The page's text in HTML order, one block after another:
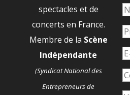
spectacles et de
concerts en France.
Membre de la Scène
Indépendante
(Syndicat National des
Entrepreneurs de